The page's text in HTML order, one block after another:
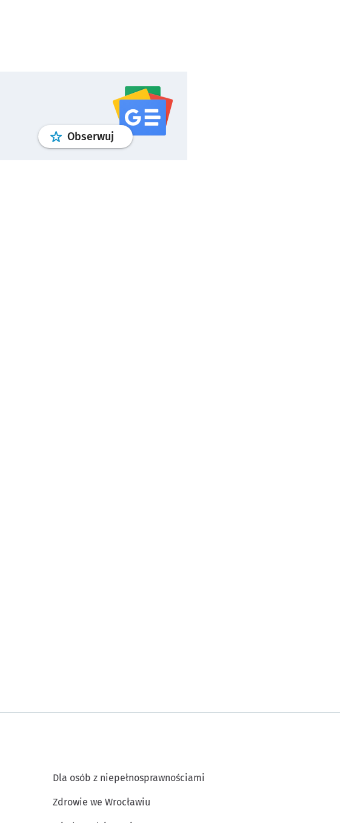
Obserwuj profilgoogle news
Dla osób z niepełnosprawnościami
Zdrowie we Wrocławiu